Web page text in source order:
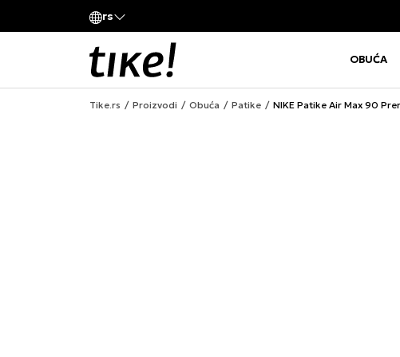
rs
OBUĆA
Tike.rs Proizvodi Obuća Patike NIKE Patike Air Max 90